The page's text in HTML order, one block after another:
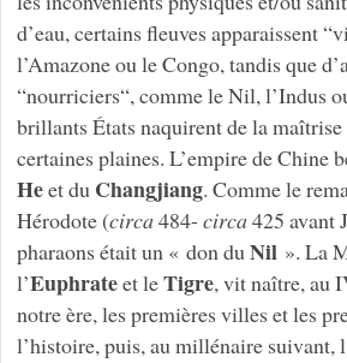
d’eau, certains fleuves apparaissent
l’Amazone ou le Congo, tandis que
“nourriciers“, comme le Nil, l’Indus
brillants États naquirent de la maîtrise
certaines plaines. L’empire de Chine
Heet du Changjiang. Comme le
Hérodote (circa484- circa425 avant
pharaons était un « don duNil». La
l’Euphrateet leTigre, vit naître, au
notre ère, les premières villes et les
l’histoire, puis, au millénaire suivant,